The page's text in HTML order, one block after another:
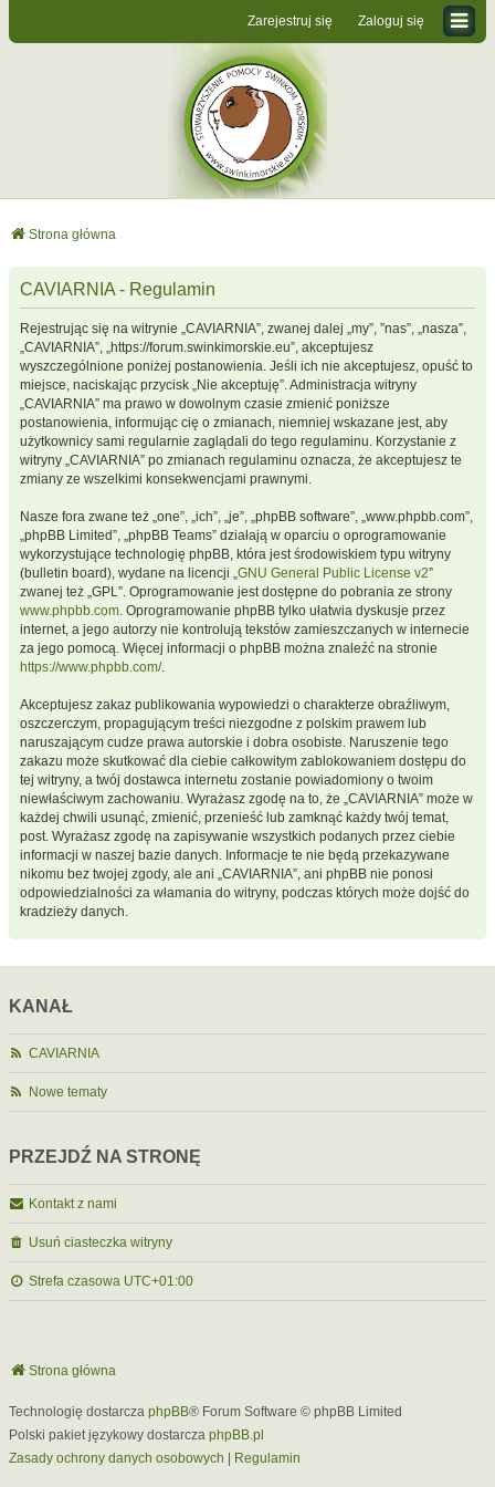
Zaloguj się
Zarejestruj się
Strona główna
CAVIARNIA - Regulamin
Rejestrując się na witrynie „CAVIARNIA”, zwanej dalej „my”, ”nas”, „nasza”,
„CAVIARNIA”, „https://forum.swinkimorskie.eu”, akceptujesz
wyszczególnione poniżej postanowienia. Jeśli ich nie akceptujesz, opuść to
miejsce, naciskając przycisk „Nie akceptuję”. Administracja witryny
„CAVIARNIA” ma prawo w dowolnym czasie zmienić poniższe
postanowienia, informując cię o zmianach, niemniej wskazane jest, aby
użytkownicy sami regularnie zaglądali do tego regulaminu. Korzystanie z
witryny „CAVIARNIA” po zmianach regulaminu oznacza, że akceptujesz te
zmiany ze wszelkimi konsekwencjami prawnymi.
Nasze fora zwane też „one”, „ich”, „je”, „phpBB software”, „www.phpbb.com”,
„phpBB Limited”, „phpBB Teams” działają w oparciu o oprogramowanie
wykorzystujące technologię phpBB, która jest środowiskiem typu witryny
(bulletin board), wydane na licencji „GNU General Public License v2”
zwanej też „GPL”. Oprogramowanie jest dostępne do pobrania ze strony
www.phpbb.com. Oprogramowanie phpBB tylko ułatwia dyskusje przez
internet, a jego autorzy nie kontrolują tekstów zamieszczanych w internecie
za jego pomocą. Więcej informacji o phpBB można znaleźć na stronie
https://www.phpbb.com/.
Akceptujesz zakaz publikowania wypowiedzi o charakterze obraźliwym,
oszczerczym, propagującym treści niezgodne z polskim prawem lub
naruszającym cudze prawa autorskie i dobra osobiste. Naruszenie tego
zakazu może skutkować dla ciebie całkowitym zablokowaniem dostępu do
tej witryny, a twój dostawca internetu zostanie powiadomiony o twoim
niewłaściwym zachowaniu. Wyrażasz zgodę na to, że „CAVIARNIA” może w
każdej chwili usunąć, zmienić, przenieść lub zamknąć każdy twój temat,
post. Wyrażasz zgodę na zapisywanie wszystkich podanych przez ciebie
informacji w naszej bazie danych. Informacje te nie będą przekazywane
nikomu bez twojej zgody, ale ani „CAVIARNIA”, ani phpBB nie ponosi
odpowiedzialności za włamania do witryny, podczas których może dojść do
kradzieży danych.
KANAŁ
CAVIARNIA
Nowe tematy
PRZEJDŹ NA STRONĘ
Kontakt z nami
Usuń ciasteczka witryny
Strefa czasowa UTC+01:00
Strona główna
Technologię dostarcza phpBB® Forum Software © phpBB Limited
Polski pakiet językowy dostarcza phpBB.pl
Zasady ochrony danych osobowych
Regulamin